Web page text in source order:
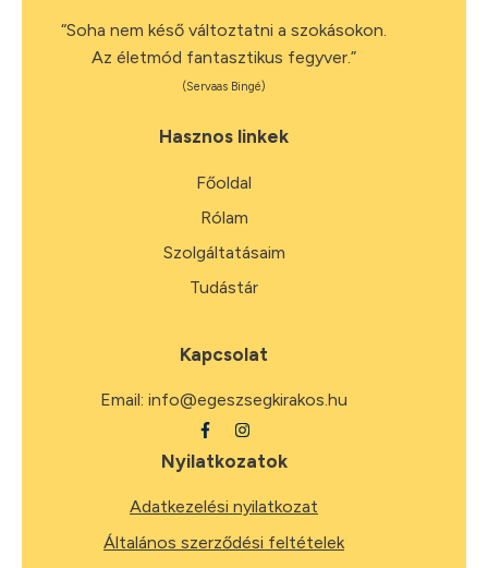
“Soha nem késő változtatni a szokásokon.
Az életmód fantasztikus fegyver.”
(Servaas Bingé)
Hasznos linkek
Főoldal
Rólam
Szolgáltatásaim
Tudástár
Kapcsolat
Email: info@egeszsegkirakos.hu
Nyilatkozatok
Adatkezelési nyilatkozat
Általános szerződési feltételek